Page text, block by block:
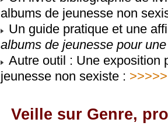
albums de jeunesse non
Un guide pratique et une
albums de jeunesse pour
Autre outil : Une exposition
jeunesse non sexiste : >>>>>
Veille sur Genre,